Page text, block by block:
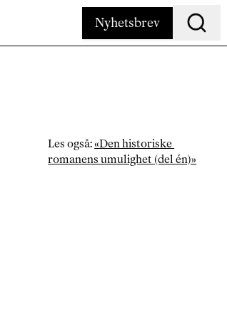
Nyhetsbrev Søk
Les også: «Den historiske
romanens umulighet (del én)»